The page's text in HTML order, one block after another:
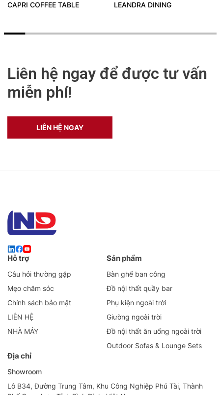
CAPRI COFFEE TABLE LEANDRA DINING
Liên hệ ngay để được tư vấn
miễn phí!
LIÊN HỆ NGAY
Hỗ trợ
Câu hỏi thường gặp
Mẹo chăm sóc
Chính sách bảo mật
LIÊN HỆ
NHÀ MÁY
Sản phẩm
Bàn ghế ban công
Đồ nội thất quầy bar
Phụ kiện ngoài trời
Giường ngoài trời
Đồ nội thất ăn uống ngoài trời
Outdoor Sofas & Lounge Sets
Địa chỉ
Showroom
Lô B34, Đường Trung Tâm, Khu Công Nghiệp Phú Tài, Thành